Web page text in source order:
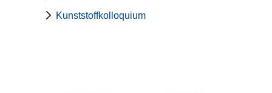
Kunststoffkolloquium